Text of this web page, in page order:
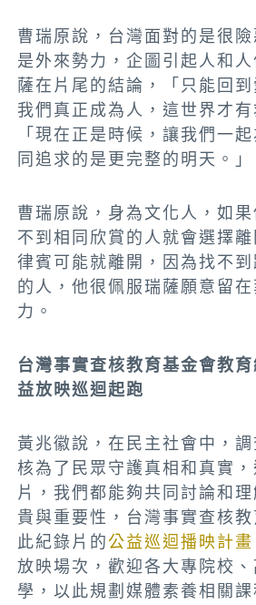
曹瑞原說，台灣面對的是很
是外來勢力，企圖引起人和
薩在片尾的結論，「只能回
我們真正成為人，這世界才有
「現在正是時候，讓我們一
同追求的是更完整的明天。」
曹瑞原說，身為文化人，如
不到相同欣賞的人就會選擇
律賓可能就離開，因為找不
的人，他很佩服瑞薩願意留
力。
台灣事實查核教育基金會教
益放映巡迴起跑
黃兆徽說，在民主社會中，
核為了民眾守護真相和真實
片，我們都能夠共同討論和
貴與重要性，台灣事實查核
此紀錄片的公益巡迴播映計畫
放映場次，歡迎各大專院校
學，以此規劃媒體素養相關